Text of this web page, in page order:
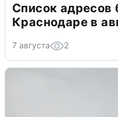
Список адресов
Краснодаре в
7 августа 2